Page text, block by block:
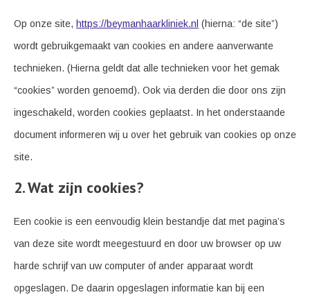
Op onze site, https://beymanhaarkliniek.nl (hierna: “de site”)
wordt gebruikgemaakt van cookies en andere aanverwante
technieken. (Hierna geldt dat alle technieken voor het gemak
“cookies” worden genoemd). Ook via derden die door ons zijn
ingeschakeld, worden cookies geplaatst. In het onderstaande
document informeren wij u over het gebruik van cookies op onze
site.
2. Wat zijn cookies?
Een cookie is een eenvoudig klein bestandje dat met pagina’s
van deze site wordt meegestuurd en door uw browser op uw
harde schrijf van uw computer of ander apparaat wordt
opgeslagen. De daarin opgeslagen informatie kan bij een